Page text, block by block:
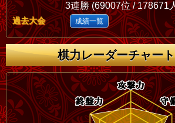
3連勝 (69007位 / 178671
過去大会 成績一覧
棋力レーダーチャー